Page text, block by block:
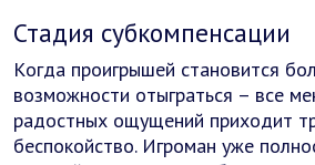
Стадия субкомпенсации
Когда проигрышей становится
возможности отыграться – все
радостных ощущений приходит
беспокойство. Игроман уже